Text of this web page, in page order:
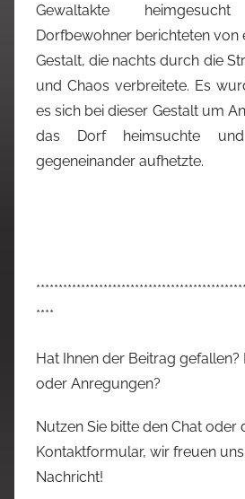
Gewaltakte
Dorfbewohner berichteten von
Gestalt, die nachts durch die
und Chaos verbreitete. Es
es sich bei dieser Gestalt um
das Dorf heimsuchte
gegeneinander aufhetzte.
****
Hat Ihnen der Beitrag gefallen?
oder Anregungen?
Nutzen Sie bitte den Chat oder
Kontaktformular, wir freuen
Nachricht!